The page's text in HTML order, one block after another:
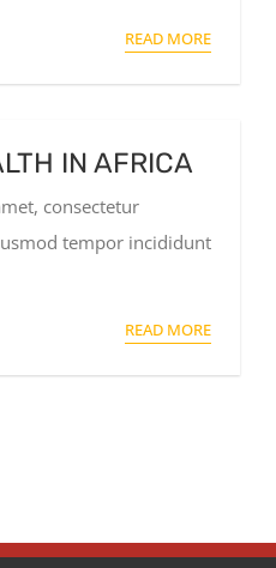
READ MORE
IN AFRICA
consectetur
tempor incididunt
READ MORE